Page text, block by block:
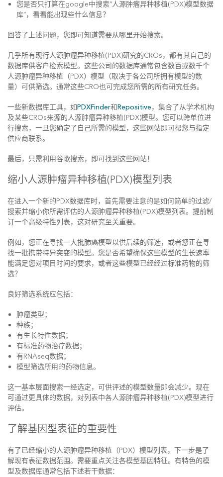
您是否只打算在google中搜索”人源肿瘤异种移植(PDX)模型数据
库”，看看能出现些什么信息？
回答了上述问题，您即可知道需要从哪里开始搜索。
几乎所有现行人源肿瘤异种移植(PDX)研究的CROs，都有其自己的
数据库供客户检索模型。这些公司的数据库通常包含数百或数千个
人源肿瘤异种移植（PDX）模型（取决于各公司所拥有模型的数
量）可供筛选。通常这些CRO也可完成您所需的所有研究任务。
一些新数据库工具，如PDXFinder和Repositive，集合了从学术机构
及某些CROs来源的人源肿瘤异种移植(PDX)模型。您可以跨单位进
行搜索，一旦您确定了自己所需的模型，这些网站即可帮您与指定
供应商联系。
最后，只需利用谷歌搜索，即可找到这些网站！
缩小人源肿瘤异种移植(PDX)模型列表
在进入一个新的PDX数据库时，首先需要注意的是如何简单的过滤/
搜索并缩小你所需评估的人源肿瘤异种移植(PDX)模型列表。提前制
订一个高级特性列表，这对研究至关重要。
例如，您正在寻找一大批肺癌模型以供后续的筛选，或者您正在寻
找一批携带特异突变的模型。您是否希望确保这些模型的生长速率
能满足您对项目时间的要求，或者这些模型已经经过标准药物的筛
选？
良好筛选系统应包括：
肿瘤类型；
种族；
有生长特性数据；
有标准药物治疗数据；
有RNAseq数据；
模型筛选所用的药物信息。
这一基本层面搜索一经选定，可供评述的模型数量即会减少。现在
可通过更具体的数据，对列表中各人源肿瘤异种移植(PDX)模型进行
评估。
了解基因型表征的重要性
有了已经缩小的人源肿瘤异种移植（PDX）模型列表，下一步是了
解现有表征数据范围。需要重点关注各模型基因特征。有特色的模
型及数据库通常包括下述若干数据：